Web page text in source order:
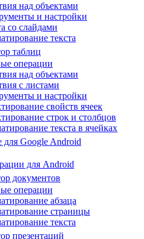
над объектами
и настройки
со слайдами
текста
таблиц
операции
над объектами
с листами
и настройки
свойств ячеек
строк и столбцов
текста в ячейках
Google Android
для Android
документов
операции
абзаца
страницы
текста
презентаций